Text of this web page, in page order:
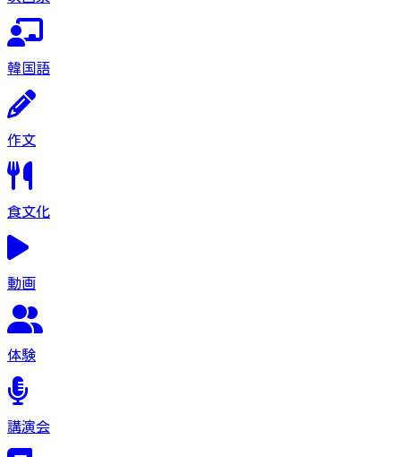
韓国語
作文
食文化
動画
体験
講演会